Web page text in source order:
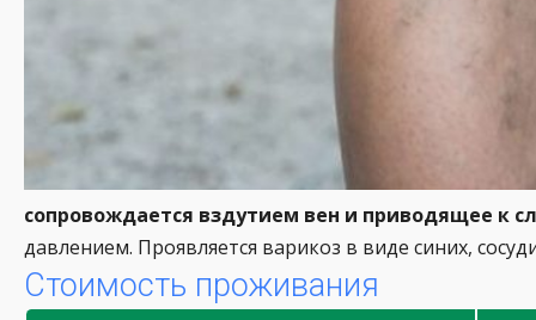
сопровождается вздутием вен и приводящее к
давлением. Проявляется варикоз в виде синих,
Стоимость проживания